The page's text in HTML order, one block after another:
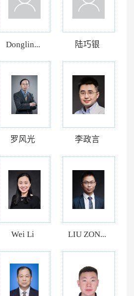
Donglin... 陆巧银
罗风光 李政言
Wei Li LIU ZON...